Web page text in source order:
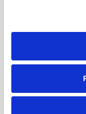
25,00 Lei